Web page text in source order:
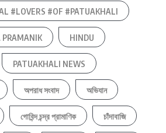
#LOVERS #OF #PATUAKHALI
PRAMANIK HINDU
PATUAKHALI NEWS
অপরাধ সংবাদ অভিযান
গোবিন্দ চন্দ্র প্রামাণিক চাঁদাবাজি